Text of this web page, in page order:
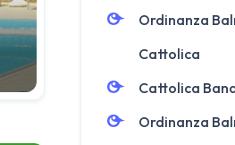
Ordinanza
Cattolica
Cattolica
Ordinanza